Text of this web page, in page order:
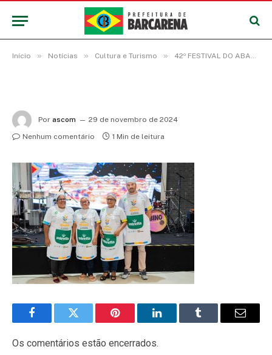
Início » Notícias » Cultura e Turismo » 42º FESTIVAL DO ABACAXI REALIZA FINAL DO CONCURSO GASTRONÔMICO 2024 EM BARCARENA
Por ascom
29 de novembro de 2024
Nenhum comentário
1 Min de leitura
FacebookTwitter Pinterest LinkedInTumblr
E-
Os comentários estão encerrados.